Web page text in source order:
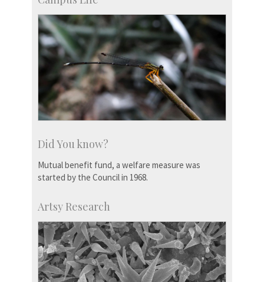
Did You know?
Mutual benefit fund, a welfare measure was
started by the Council in 1968.
Artsy Research